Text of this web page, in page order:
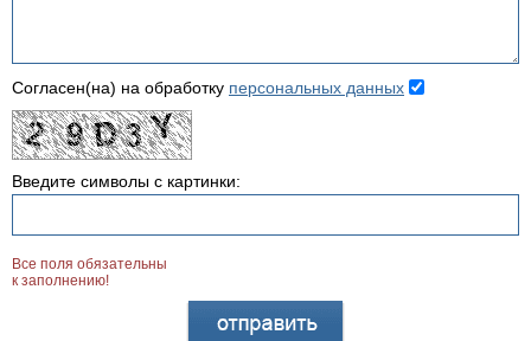
Согласен(на) на обработку персональных данных
Введите символы с картинки:
Все поля обязательны
к заполнению!